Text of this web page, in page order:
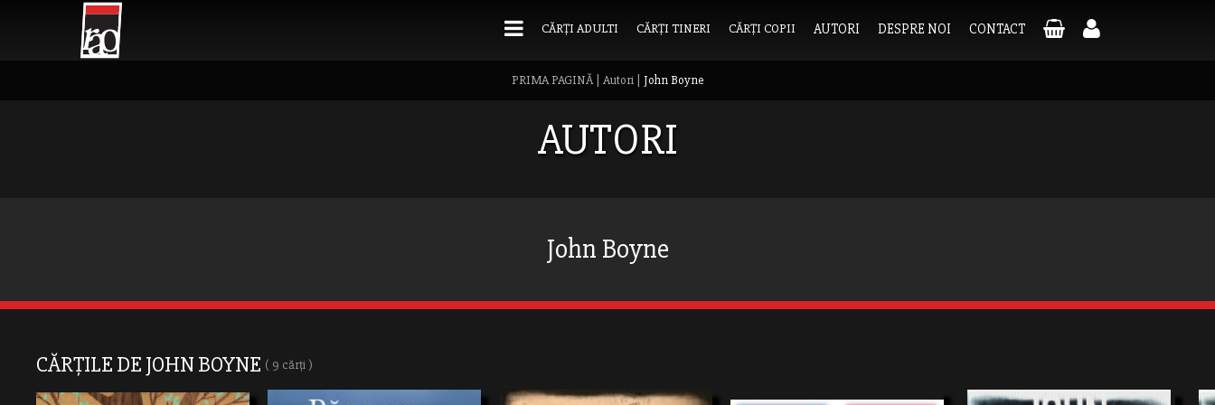
CĂRȚI ADULTI CĂRȚI TINERI CĂRȚI COPII AUTORI DESPRE NOI CONTACT
PRIMA PAGINĂ| Autori| John Boyne
AUTORI
John Boyne
CĂRȚILE DE JOHN BOYNE ( 9 cărți )